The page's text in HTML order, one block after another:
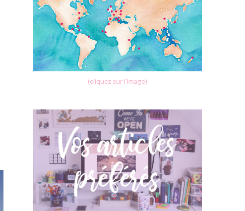
(cliquez sur l'image)